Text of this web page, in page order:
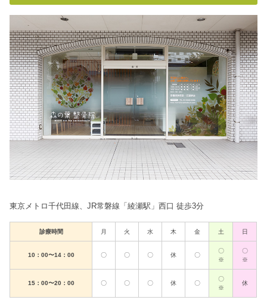
東京メトロ千代田線、JR常磐線「綾瀬駅」西口 徒歩3分
診療時間 月 火 水 木 金 土 日
10：00〜14：00 〇 〇 〇 休 〇
〇
※
〇
※
15：00〜20：00 〇 〇 〇 休 〇
〇
※
休